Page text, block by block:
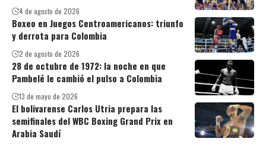
4 de agosto de 2026
Boxeo en Juegos Centroamericanos: triunfo
y derrota para Colombia
2 de agosto de 2026
28 de octubre de 1972: la noche en que
Pambelé le cambió el pulso a Colombia
13 de mayo de 2026
El bolivarense Carlos Utria prepara las
semifinales del WBC Boxing Grand Prix en
Arabia Saudí